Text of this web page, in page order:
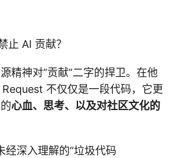
止 AI 贡献？
精神对“贡献”二字的捍卫。在他
不仅仅是一段代码，它更
心血、思考、以及对社区文化的
经深入理解的“垃圾代码